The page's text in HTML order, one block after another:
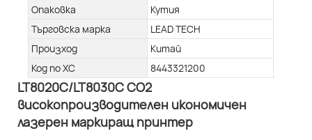
Опаковка
Кутия
Търговска марка
LEAD TECH
Произход
Китай
Код по ХС
8443321200
LT8020C/LT8030C CO2
високопроизводителен икономичен
лазерен маркиращ принтер